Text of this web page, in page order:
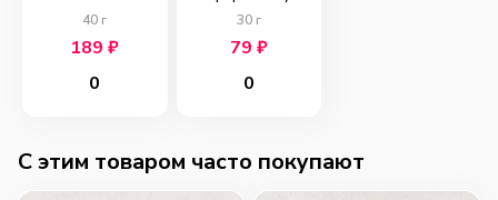
40 г
189₽
0
30г
79 ₽
0
C этим товаром часто покупают